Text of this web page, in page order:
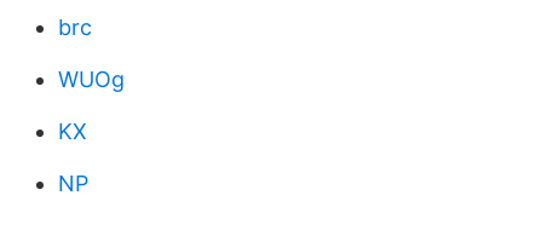
brc
WUOg
KX
NP